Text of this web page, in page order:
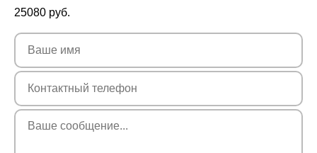
25080 руб.